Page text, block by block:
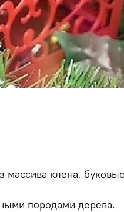
клена,
породами дерева.